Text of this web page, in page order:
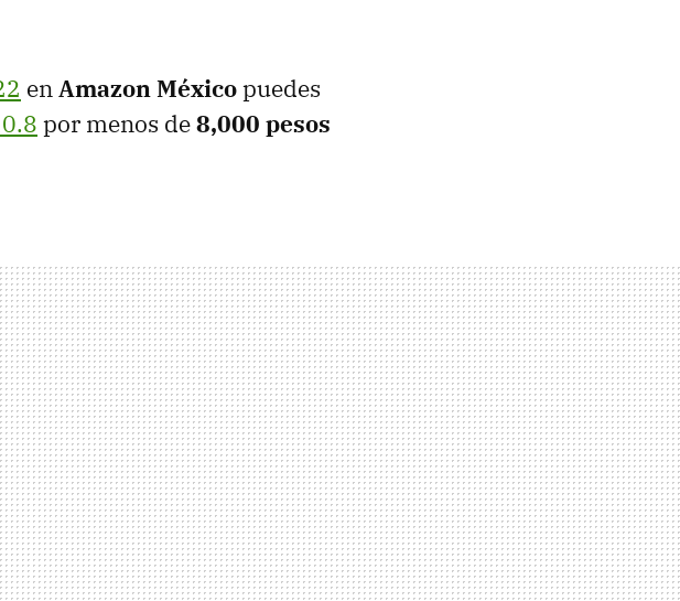
enAmazon Méxicopuedes
por menos de8,000 pesos